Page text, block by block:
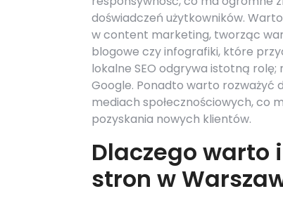
doświadczeń użytkowników.
w content marketing, tworząc
blogowe czy infografiki, które
lokalne SEO odgrywa istotną
Google. Ponadto warto rozważyć
mediach społecznościowych, co
pozyskania nowych klientów.
Dlaczego warto
stron w